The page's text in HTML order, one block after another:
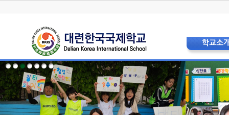
학교소
학교장 인
상징 및 교
교육비전
현황 및
교직원소